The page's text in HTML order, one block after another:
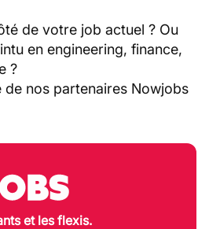
de votre job actuel ? Ou
en engineering, finance,
?
nos partenaires Nowjobs
et les flexis.